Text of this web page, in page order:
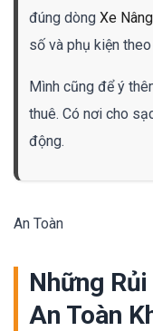
đúng dòng Xe
số và phụ kiện
Mình cũng để ý
thuê. Có nơi cho
động.
An Toàn
Những
An Toàn